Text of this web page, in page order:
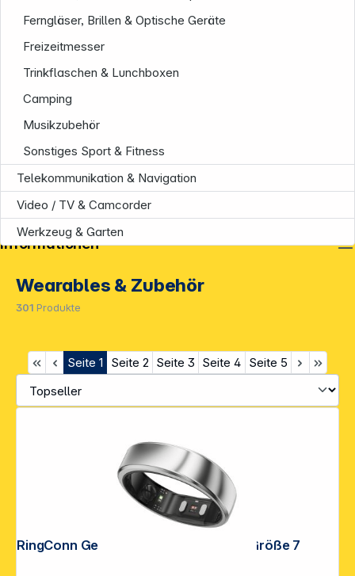
Ferngläser, Brillen & Optische Geräte
Freizeitmesser
Trinkflaschen & Lunchboxen
Camping
Musikzubehör
Sonstiges Sport & Fitness
Telekommunikation & Navigation
Video / TV & Camcorder
Werkzeug & Garten
Wearables & Zubehör
301 Produkte
Seite 1 Seite 2 Seite 3 Seite 4 Seite 5
RingConn Gen2 Air Smart Ring Silber Größe 7
Informationen